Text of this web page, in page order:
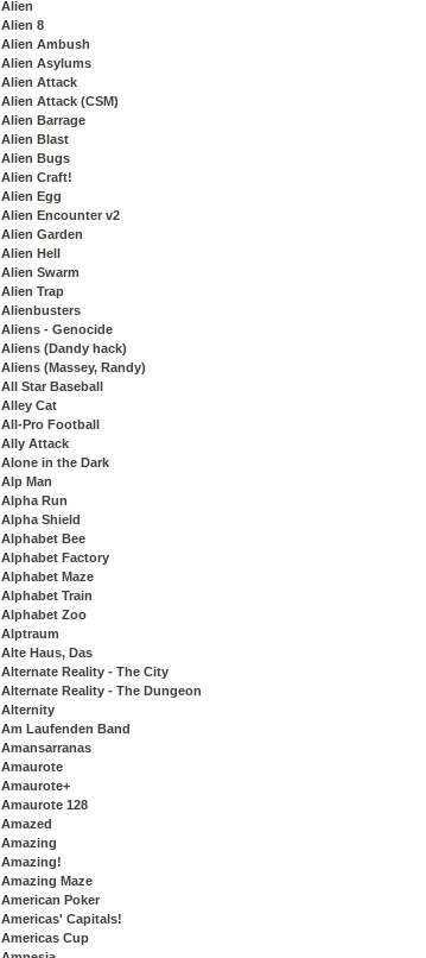
Alien
Alien 8
Alien Ambush
Alien Asylums
Alien Attack
Alien Attack (CSM)
Alien Barrage
Alien Blast
Alien Bugs
Alien Craft!
Alien Egg
Alien Encounter v2
Alien Garden
Alien Hell
Alien Swarm
Alien Trap
Alienbusters
Aliens - Genocide
Aliens (Dandy hack)
Aliens (Massey, Randy)
All Star Baseball
Alley Cat
All-Pro Football
Ally Attack
Alone in the Dark
Alp Man
Alpha Run
Alpha Shield
Alphabet Bee
Alphabet Factory
Alphabet Maze
Alphabet Train
Alphabet Zoo
Alptraum
Alte Haus, Das
Alternate Reality - The City
Alternate Reality - The Dungeon
Alternity
Am Laufenden Band
Amansarranas
Amaurote
Amaurote+
Amaurote 128
Amazed
Amazing
Amazing!
Amazing Maze
American Poker
Americas' Capitals!
Americas Cup